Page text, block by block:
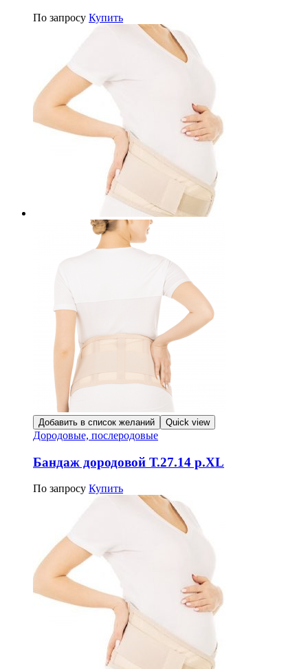
По запросу Купить
Добавить в список желаний Quick view
Дородовые, послеродовые
Бандаж дородовой Т.27.14 р.XL
По запросу Купить